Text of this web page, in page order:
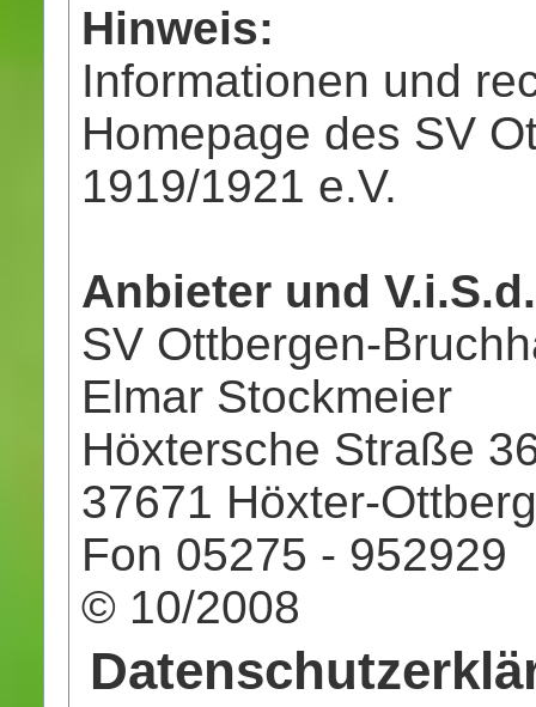
Hinweis:
Informationen und
Homepage des SV
1919/1921 e.V.
Anbieter und
SV Ottbergen-
Elmar Stockmeier
Höxtersche Straße
37671 Höxter-
Fon 05275 - 952929
© 10/2008